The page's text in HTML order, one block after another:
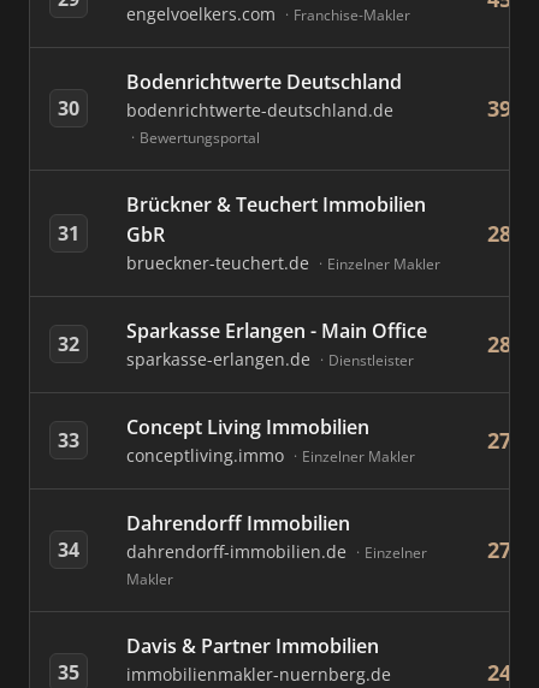
engelvoelkers.com Franchise-Makler
30
Bodenrichtwerte Deutschland
bodenrichtwerte-deutschland.de
Bewertungsportal
39
31
Brückner & Teuchert Immobilien
GbR
brueckner-teuchert.de Einzelner Makler
28
32 Sparkasse Erlangen - Main Office
sparkasse-erlangen.de Dienstleister
28
33 Concept Living Immobilien
conceptliving.immo Einzelner Makler
27
34
Dahrendorff Immobilien
dahrendorff-immobilien.de
Einzelner
Makler
27
35
Davis & Partner Immobilien
immobilienmakler-nuernberg.de 24